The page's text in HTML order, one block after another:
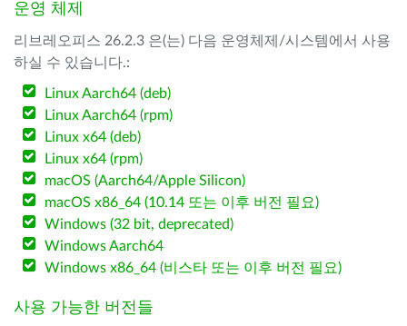
운영 체제
리브레오피스 26.2.3 은(는) 다음 운영체제/시스템에서 사용
하실 수 있습니다.:
Linux Aarch64 (deb)
Linux Aarch64 (rpm)
Linux x64 (deb)
Linux x64 (rpm)
macOS (Aarch64/Apple Silicon)
macOS x86_64 (10.14 또는 이후 버전 필요)
Windows (32 bit, deprecated)
Windows Aarch64
Windows x86_64 (비스타 또는 이후 버전 필요)
사용 가능한 버전들